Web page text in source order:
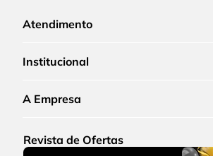
Atendimento
Institucional
A Empresa
Revista de Ofertas